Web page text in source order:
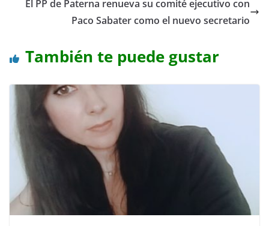
El PP de Paterna renueva su comité ejecutivo con
Paco Sabater como el nuevo secretario
También te puede gustar